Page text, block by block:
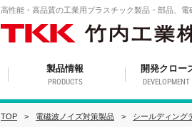
高性能・高品質の工業用プラスチック製品・部品、
製品情報
PRODUCTS
開発クロー
DEVELOPMENT
TOP 電磁波ノイズ対策製品 シールディング